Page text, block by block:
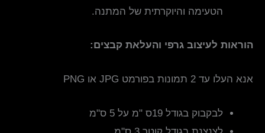
הטעימה והיוקרתית של המתנה.
הוראות לעיצוב גרפי והעלאת קבצים:
אנא העלו עד 2 תמונות בפורמט JPG או PNG
לבקבוק בגודל 19ס "מ על 5 ס"מ